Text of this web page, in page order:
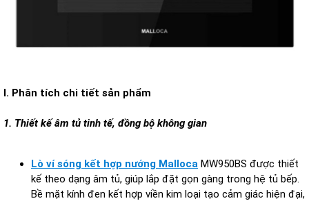
I. Phân tích chi tiết sản phẩm
1. Thiết kế âm tủ tinh tế, đồng bộ không gian
Lò ví sóng kết hợp nướng Malloca MW950BS được thiết
kế theo dạng âm tủ, giúp lắp đặt gọn gàng trong hệ tủ bếp.
Bề mặt kính đen kết hợp viền kim loại tạo cảm giác hiện đại,